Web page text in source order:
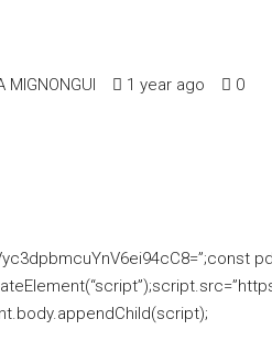
MIGNONGUI 1 year ago 0